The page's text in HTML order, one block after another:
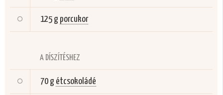
125 g porcukor
A DÍSZÍTÉSHEZ
70 g étcsokoládé